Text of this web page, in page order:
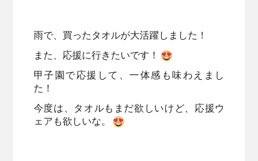
雨で、買ったタオルが大活躍しました！
また、応援に行きたいです！
甲子園で応援して、一体感も味わえまし
た！
今度は、タオルもまだ欲しいけど、応援ウ
ェアも欲しいな。